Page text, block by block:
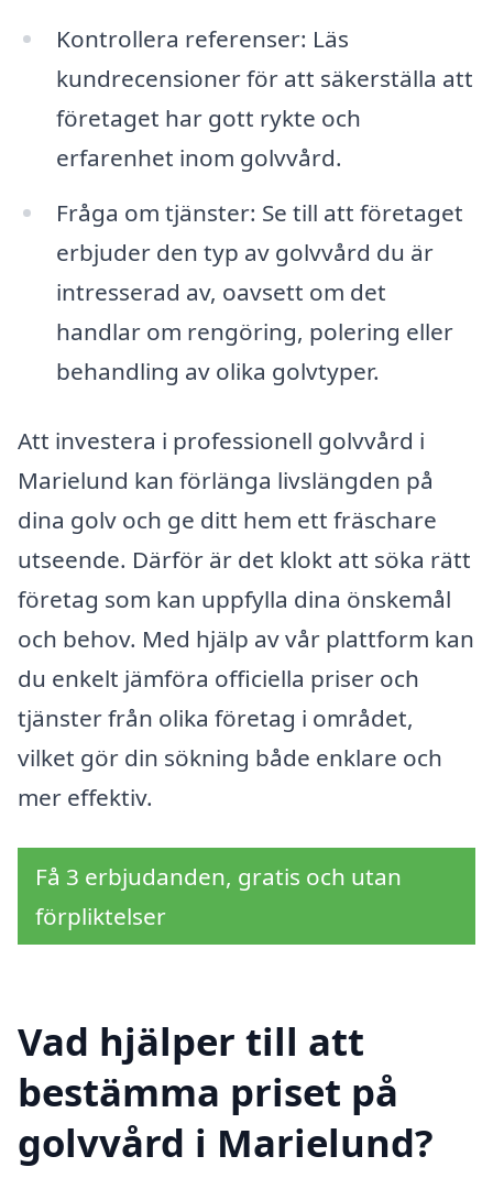
Kontrollera referenser: Läs
kundrecensioner för att säkerställa att
företaget har gott rykte och
erfarenhet inom golvvård.
Fråga om tjänster: Se till att företaget
erbjuder den typ av golvvård du är
intresserad av, oavsett om det
handlar om rengöring, polering eller
behandling av olika golvtyper.
Att investera i professionell golvvård i
Marielund kan förlänga livslängden på
dina golv och ge ditt hem ett fräschare
utseende. Därför är det klokt att söka rätt
företag som kan uppfylla dina önskemål
och behov. Med hjälp av vår plattform kan
du enkelt jämföra officiella priser och
tjänster från olika företag i området,
vilket gör din sökning både enklare och
mer effektiv.
Få 3 erbjudanden, gratis och utan
förpliktelser
Vad hjälper till att
bestämma priset på
golvvård i Marielund?